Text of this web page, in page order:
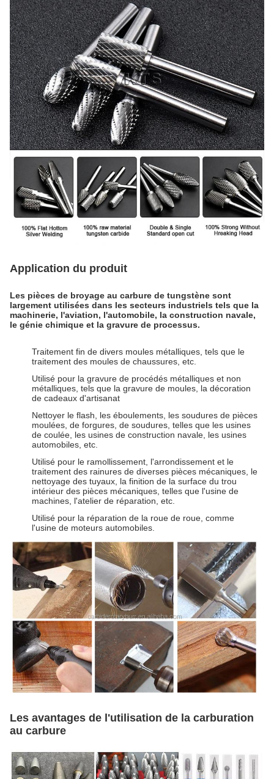
Application du produit
Les pièces de broyage au carbure de tungstène sont
largement utilisées dans les secteurs industriels tels que la
machinerie, l'aviation, l'automobile, la construction navale,
le génie chimique et la gravure de processus.
Traitement fin de divers moules métalliques, tels que le
traitement des moules de chaussures, etc.
Utilisé pour la gravure de procédés métalliques et non
métalliques, tels que la gravure de moules, la décoration
de cadeaux d'artisanat
Nettoyer le flash, les éboulements, les soudures de pièces
moulées, de forgures, de soudures, telles que les usines
de coulée, les usines de construction navale, les usines
automobiles, etc.
Utilisé pour le ramollissement, l'arrondissement et le
traitement des rainures de diverses pièces mécaniques, le
nettoyage des tuyaux, la finition de la surface du trou
intérieur des pièces mécaniques, telles que l'usine de
machines, l'atelier de réparation, etc.
Utilisé pour la réparation de la roue de roue, comme
l'usine de moteurs automobiles.
Les avantages de l'utilisation de la carburation
au carbure